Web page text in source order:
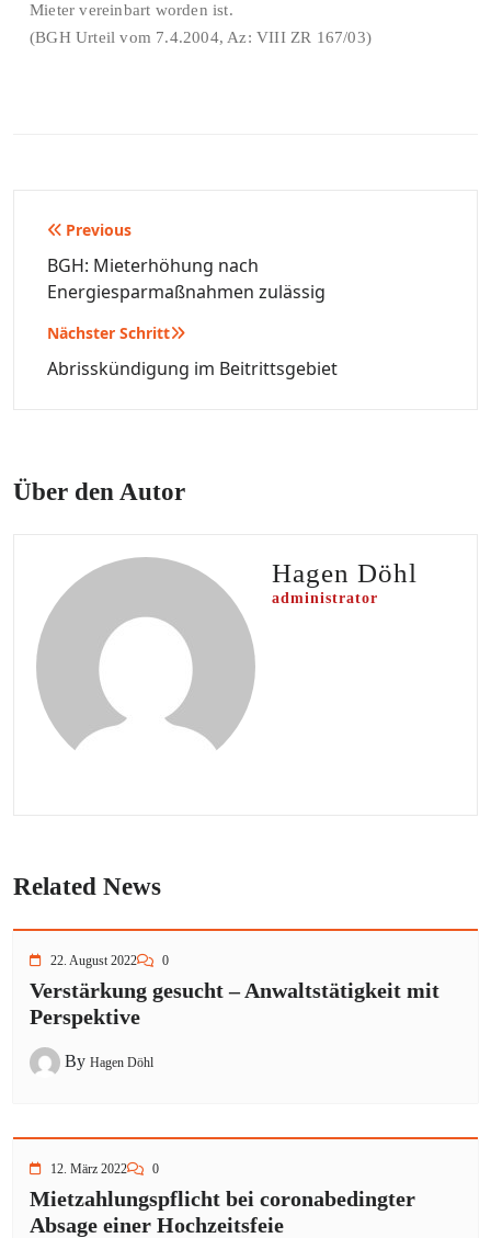
Mieter vereinbart worden ist.
(BGH Urteil vom 7.4.2004, Az: VIII ZR 167/03)
Beitragsnavigation
Previous
BGH: Mieterhöhung nach
Energiesparmaßnahmen zulässig
Nächster Schritt
Abrisskündigung im Beitrittsgebiet
Über den Autor
Hagen Döhl
administrator
Related News
22. August 2022 0
Verstärkung gesucht – Anwaltstätigkeit mit
Perspektive
By Hagen Döhl
12. März 2022 0
Mietzahlungspflicht bei coronabedingter
Absage einer Hochzeitsfeie